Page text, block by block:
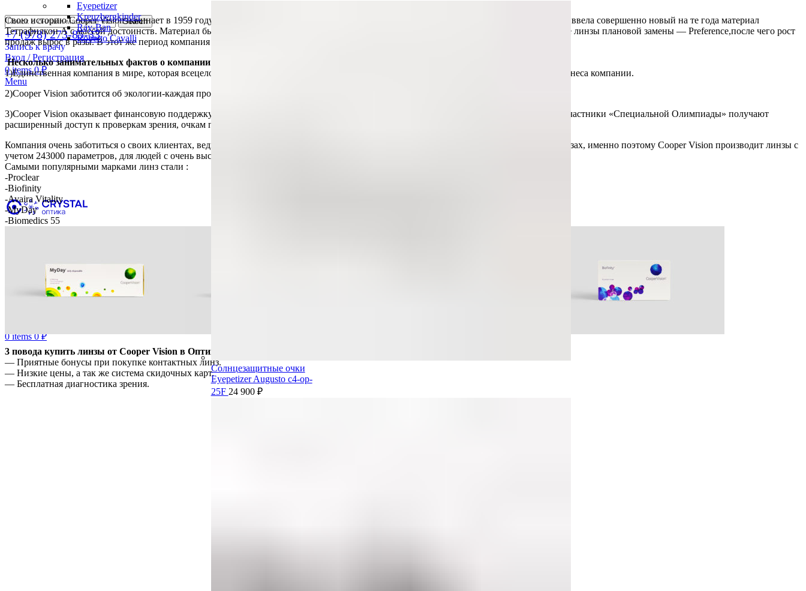
Search
+7 (978) 273-85-33
Запись к врачу
Вход / Регистрация
0items 0₽
Menu
0items 0₽
Eyepetizer
Kreuzbergkinder
Ray-Ban
Roberto Cavalli
Солнцезащитные очки
Eyepetizer Augusto c4-op-
25F 24 900 ₽
Свою историю Cooper Vision начинает в 1959 году в Соединенных Штатах .В конце 80-х компания сделала революционное открытие — ввела совершенно новый на те года материал
Тетрафилкон А с массой достоинств. Материал был устойчив к накоплению отложений, благодаря ему Cooper Vision разработала первые линзы плановой замены — Preference,после чего рост
продаж вырос в разы. В этот же период компания получила право третьей из всей страны на изготовление мягких контактных линз.
Несколько занимательных фактов о компании Cooper Vision:
1)Единственная компания в мире, которая всецело сфокусирована на производстве контактных линз-забота о зрении составляет 81% бизнеса компании.
2)Cooper Vision заботится об экологии-каждая проданная линза Cooper Vision – это взнос в переработку пластиковых отходов.
3)Cooper Vision оказывает финансовую поддержку спортсменам «Специальной Олимпиады» (для лиц с умственными отклонениями). Участники «Специальной Олимпиады» получают
расширенный доступ к проверкам зрения, очкам по рецепту и спортивным очкам.
Компания очень заботиться о своих клиентах, ведь у пациентов с редкими параметрами зрения тоже есть потребности в контактных линзах, именно поэтому Cooper Vision производит линзы с
учетом 243000 параметров, для людей с очень высокой степенью близорукости и дальнозоркости.
Самыми популярными марками линз стали :
-Proclear
-Biofinity
-Avaira Vitality
-MyDay
-Biomedics 55
3 повода купить линзы от Cooper Vision в Оптике Кристалл:
— Приятные бонусы при покупке контактных линз.
— Низкие цены, а так же система скидочных карт.
— Бесплатная диагностика зрения.